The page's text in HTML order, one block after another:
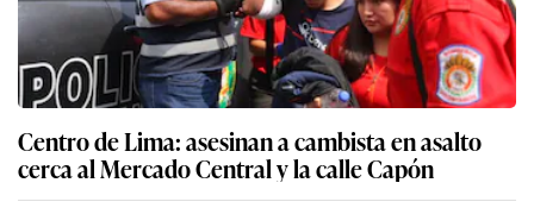
Centro de Lima: asesinan a cambista en asalto
cerca al Mercado Central y la calle Capón